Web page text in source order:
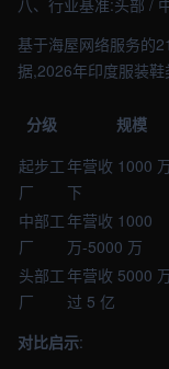
八、行业基准:头部 /
基于海屋网络服务的
据,2026年印度服装
分级 规模
起步工
厂
年营收 1000
下
中部工
厂
年营收 1000
万-5000 万
头部工
厂
年营收 5000
过 5 亿
对比启示: